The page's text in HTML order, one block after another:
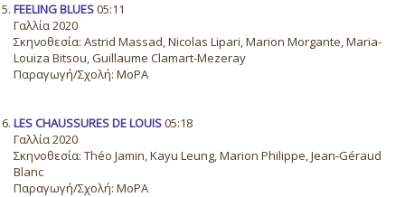
FEELING BLUES05:11
Γαλλία 2020
Σκηνοθεσία: Astrid Massad, Nicolas Lipari, Marion Morgante, Maria-
Louiza Bitsou, Guillaume Clamart-Mezeray
Παραγωγή/Σχολή: MoPA
LES CHAUSSURES DE LOUIS05:18
Γαλλία 2020
Σκηνοθεσία: Théo Jamin, Kayu Leung, Marion Philippe, Jean-Géraud
Blanc
Παραγωγή/Σχολή: MoPA